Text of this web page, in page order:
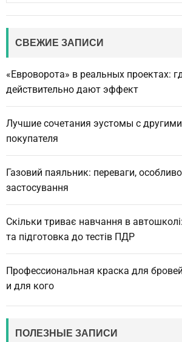
a
СВЕЖИЕ ЗАПИСИ
«Евроворота» в реальных проектах:
действительно дают эффект
Лучшие сочетания эустомы с
покупателя
Газовий паяльник: переваги,
застосування
Скільки триває навчання в
та підготовка до тестів ПДР
Профессиональная краска для
и для кого
ПОЛЕЗНЫЕ ЗАПИСИ